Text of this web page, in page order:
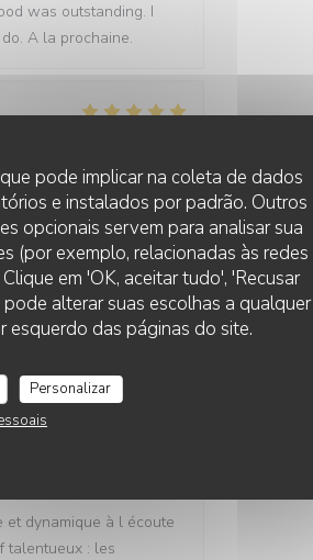
pode implicar na coleta de dados
e instalados por padrão. Outros
opcionais servem para analisar sua
(por exemplo, relacionadas às redes
em 'OK, aceitar tudo', 'Recusar
alterar suas escolhas a qualquer
esquerdo das páginas do site.
Personalizar
was outstanding. I
A la prochaine.
au dessert, rien à
dynamique à l écoute
talentueux : les